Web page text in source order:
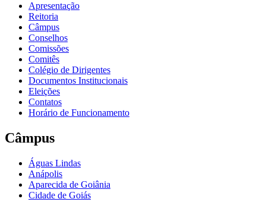
Apresentação
Reitoria
Câmpus
Conselhos
Comissões
Comitês
Colégio de Dirigentes
Documentos Institucionais
Eleições
Contatos
Horário de Funcionamento
Câmpus
Águas Lindas
Anápolis
Aparecida de Goiânia
Cidade de Goiás